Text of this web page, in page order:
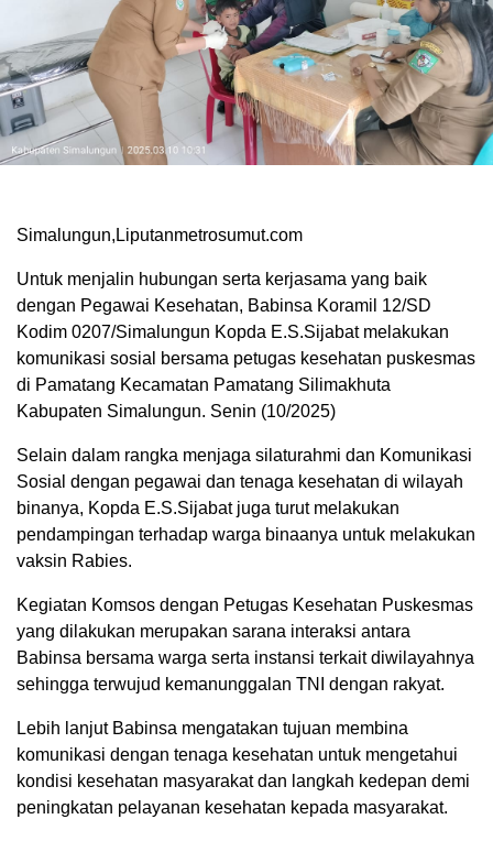
Simalungun,Liputanmetrosumut.com
Untuk menjalin hubungan serta kerjasama yang baik
dengan Pegawai Kesehatan, Babinsa Koramil 12/SD
Kodim 0207/Simalungun Kopda E.S.Sijabat melakukan
komunikasi sosial bersama petugas kesehatan puskesmas
di Pamatang Kecamatan Pamatang Silimakhuta
Kabupaten Simalungun. Senin (10/2025)
Selain dalam rangka menjaga silaturahmi dan Komunikasi
Sosial dengan pegawai dan tenaga kesehatan di wilayah
binanya, Kopda E.S.Sijabat juga turut melakukan
pendampingan terhadap warga binaanya untuk melakukan
vaksin Rabies.
Kegiatan Komsos dengan Petugas Kesehatan Puskesmas
yang dilakukan merupakan sarana interaksi antara
Babinsa bersama warga serta instansi terkait diwilayahnya
sehingga terwujud kemanunggalan TNI dengan rakyat.
Lebih lanjut Babinsa mengatakan tujuan membina
komunikasi dengan tenaga kesehatan untuk mengetahui
kondisi kesehatan masyarakat dan langkah kedepan demi
peningkatan pelayanan kesehatan kepada masyarakat.